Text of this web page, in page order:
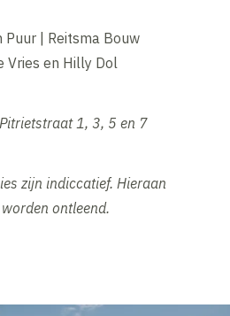
Puur | Reitsma Bouw
Vries en Hilly Dol
1, 3, 5 en 7
zijn indiccatief. Hieraan
ontleend.